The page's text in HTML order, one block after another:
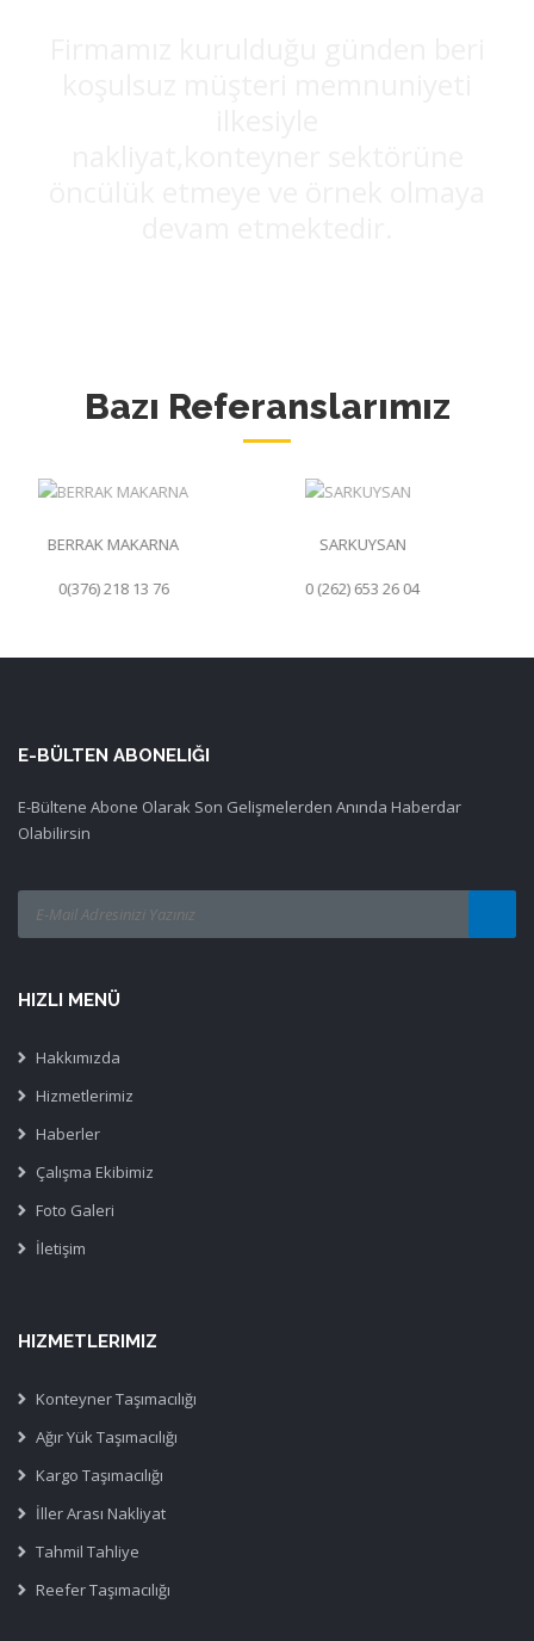
Bazı Referanslarımız
BERRAK MAKARNA
0(376) 218 13 76
SARKUYSAN
0 (262) 653 26 04
E-BÜLTEN ABONELIĞI
E-Bültene Abone Olarak Son Gelişmelerden Anında Haberdar
Olabilirsin
HIZLI MENÜ
Hakkımızda
Hizmetlerimiz
Haberler
Çalışma Ekibimiz
Foto Galeri
İletişim
HIZMETLERIMIZ
Konteyner Taşımacılığı
Ağır Yük Taşımacılığı
Kargo Taşımacılığı
İller Arası Nakliyat
Tahmil Tahliye
Reefer Taşımacılığı